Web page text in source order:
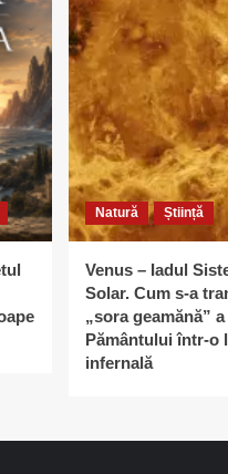
Natură Știință
Venus – Iadul
Solar. Cum s-a
„sora geamănă” a
Pământului într-o
infernală